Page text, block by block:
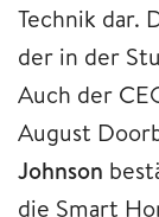
Technik dar.
der in der
Auch der
August
Johnson
die Smart